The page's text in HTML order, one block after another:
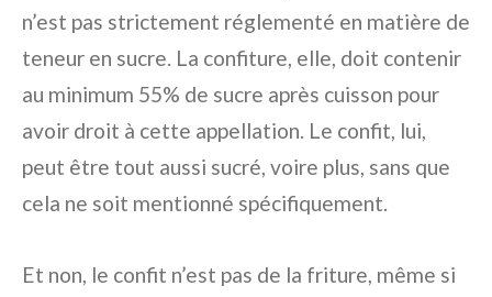
n’est pas strictement réglementé en matière de
teneur en sucre. La confiture, elle, doit contenir
au minimum 55% de sucre après cuisson pour
avoir droit à cette appellation. Le confit, lui,
peut être tout aussi sucré, voire plus, sans que
cela ne soit mentionné spécifiquement.
Et non, le confit n’est pas de la friture, même si